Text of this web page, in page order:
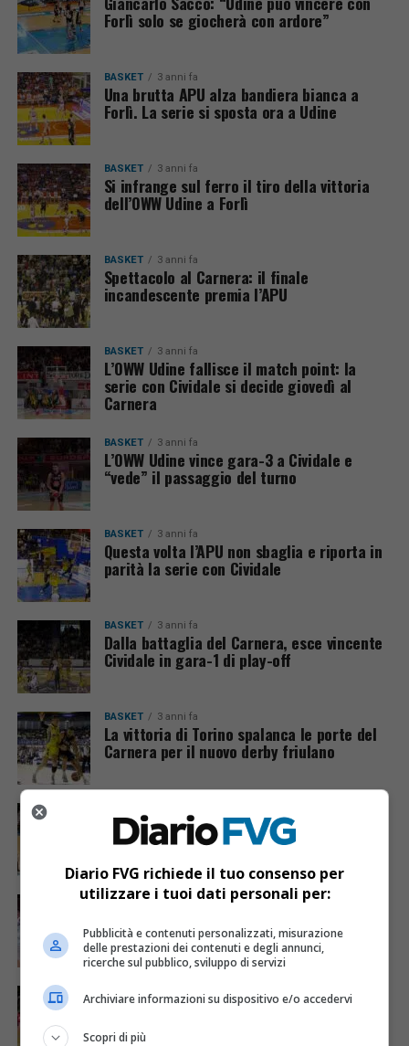
Forlì solo se giocherà con ardore”
BASKET 3 anni fa
Una brutta APU alza bandiera bianca a
Forlì. La serie si sposta ora a Udine
BASKET 3 anni fa
Si infrange sul ferro il tiro della vittoria
dell’OWW Udine a Forlì
BASKET 3 anni fa
Spettacolo al Carnera: il finale
incandescente premia l’APU
BASKET 3 anni fa
L’OWW Udine fallisce il match point: la
serie con Cividale si decide giovedì al
Carnera
BASKET 3 anni fa
L’OWW Udine vince gara-3 a Cividale e
“vede” il passaggio del turno
BASKET 3 anni fa
Questa volta l’APU non sbaglia e riporta in
parità la serie con Cividale
BASKET 3 anni fa
Dalla battaglia del Carnera, esce vincente
Cividale in gara-1 di play-off
BASKET 3 anni fa
La vittoria di Torino spalanca le porte del
Carnera per il nuovo derby friulano
L’OWW Udine s’è desta e annienta l’Urania
Milano
BASKET 3 anni fa
all’APU contro Piacenza
Finale ancora una volta amaro per l’OWW
Diario FVG richiede il tuo consenso per
utilizzare i tuoi dati personali per:
Pubblicità e contenuti personalizzati, misurazione
delle prestazioni dei contenuti e degli annunci,
ricerche sul pubblico, sviluppo di servizi
Archiviare informazioni su dispositivo e/o accedervi
Scopri di più